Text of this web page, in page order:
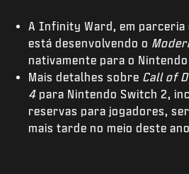
A Infinity Ward, em parceria
está desenvolvendo o
nativamente para o
Mais detalhes sobre Call of
4 para Nintendo Switch 2,
reservas para jogadores,
mais tarde no meio deste